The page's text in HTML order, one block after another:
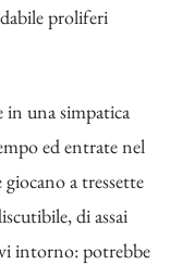
proliferi
in una simpatica
ed entrate nel
a tressette
di assai
intorno: potrebbe